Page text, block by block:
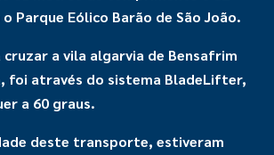
Parque Eólico Barão de São João.
cruzar a vila algarvia de Bensafrim
foi através do sistema BladeLifter,
a 60 graus.
deste transporte, estiveram